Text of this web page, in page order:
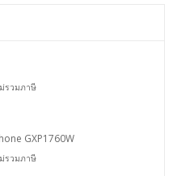
รวมภาษี
GXP1760W
รวมภาษี